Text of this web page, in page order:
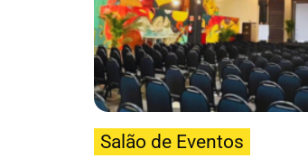
Salão de Eventos